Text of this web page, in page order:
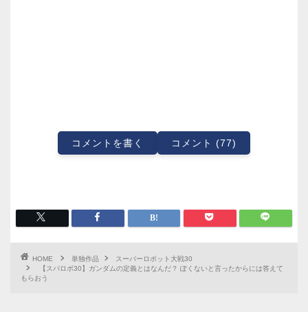
コメントを書く コメント (77)
HOME 単独作品
スーパーロボット大戦30
【スパロボ30】ガンダムの定義とはなんだ？ ぽくないと言ったからには答えて
もらおう